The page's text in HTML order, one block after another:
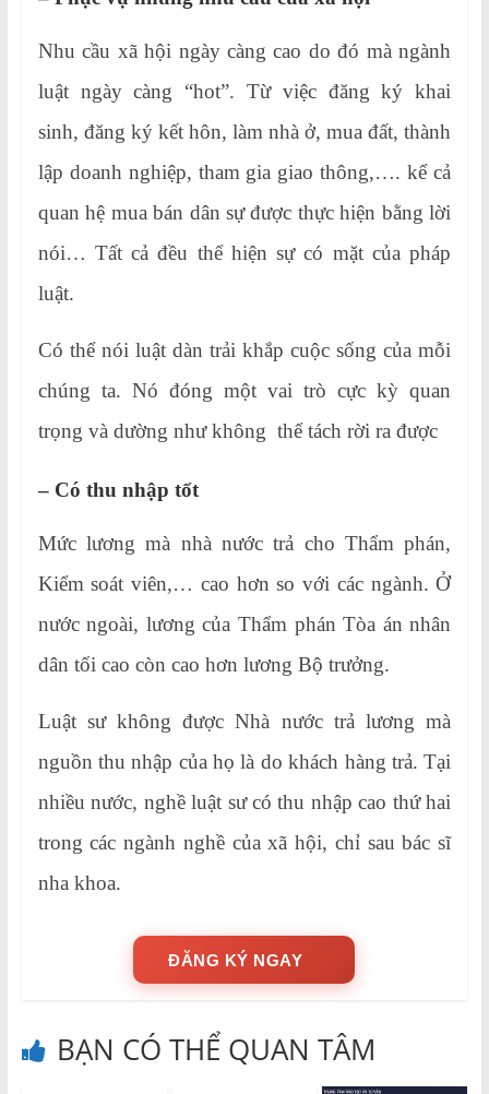
Nhu cầu xã hội ngày càng cao do đó mà ngành
luật ngày càng “hot”. Từ việc đăng ký khai
sinh, đăng ký kết hôn, làm nhà ở, mua đất, thành
lập doanh nghiệp, tham gia giao thông,…. kể cả
quan hệ mua bán dân sự được thực hiện bằng lời
nói… Tất cả đều thể hiện sự có mặt của pháp
luật.
Có thể nói luật dàn trải khắp cuộc sống của mỗi
chúng ta. Nó đóng một vai trò cực kỳ quan
trọng và dường như không thể tách rời ra được
– Có thu nhập tốt
Mức lương mà nhà nước trả cho Thẩm phán,
Kiểm soát viên,… cao hơn so với các ngành. Ở
nước ngoài, lương của Thẩm phán Tòa án nhân
dân tối cao còn cao hơn lương Bộ trưởng.
Luật sư không được Nhà nước trả lương mà
nguồn thu nhập của họ là do khách hàng trả. Tại
nhiều nước, nghề luật sư có thu nhập cao thứ hai
trong các ngành nghề của xã hội, chỉ sau bác sĩ
nha khoa.
ĐĂNG KÝ NGAY
BẠN CÓ THỂ QUAN TÂM